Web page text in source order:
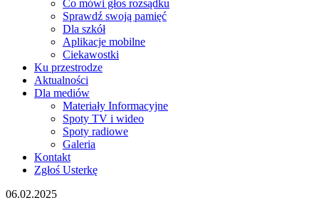
Co mówi głos rozsądku
Sprawdź swoją pamięć
Dla szkół
Aplikacje mobilne
Ciekawostki
Ku przestrodze
Aktualności
Dla mediów
Materiały Informacyjne
Spoty TV i wideo
Spoty radiowe
Galeria
Kontakt
Zgłoś Usterkę
06.02.2025